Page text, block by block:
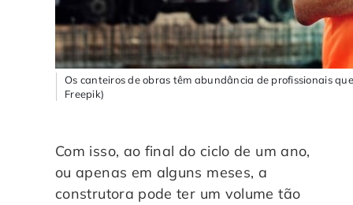
Os canteiros de obras têm abundância de profissionais
Freepik)
Com isso, ao final do ciclo de um ano,
ou apenas em alguns meses, a
construtora pode ter um volume tão